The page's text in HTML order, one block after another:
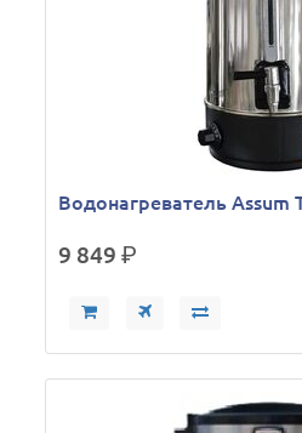
Водонагреватель Assum
9 849р.